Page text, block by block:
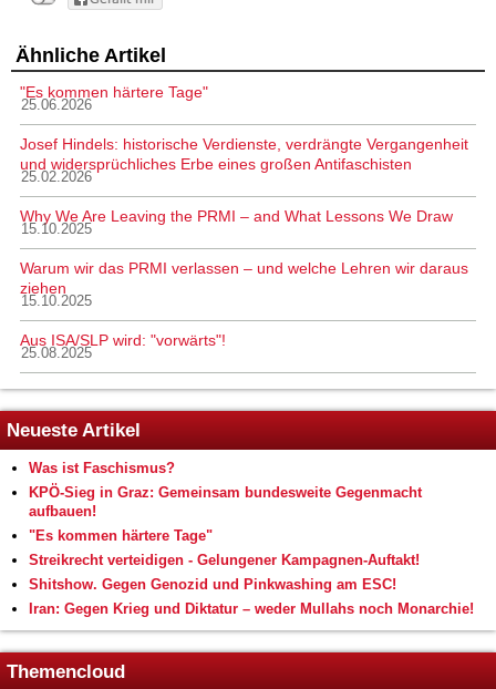
Ähnliche Artikel
"Es kommen härtere Tage"
25.06.2026
Josef Hindels: historische Verdienste, verdrängte Vergangenheit
und widersprüchliches Erbe eines großen Antifaschisten
25.02.2026
Why We Are Leaving the PRMI – and What Lessons We Draw
15.10.2025
Warum wir das PRMI verlassen – und welche Lehren wir daraus
ziehen
15.10.2025
Aus ISA/SLP wird: "vorwärts"!
25.08.2025
Neueste Artikel
Was ist Faschismus?
KPÖ-Sieg in Graz: Gemeinsam bundesweite Gegenmacht
aufbauen!
"Es kommen härtere Tage"
Streikrecht verteidigen - Gelungener Kampagnen-Auftakt!
Shitshow. Gegen Genozid und Pinkwashing am ESC!
Iran: Gegen Krieg und Diktatur – weder Mullahs noch Monarchie!
Themencloud